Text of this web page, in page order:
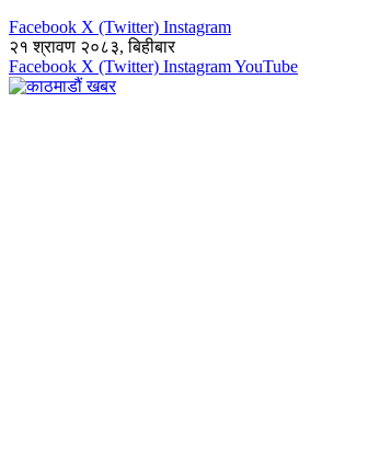
Facebook X (Twitter) Instagram
२१ श्रावण २०८३, बिहीबार
Facebook X (Twitter) InstagramYouTube